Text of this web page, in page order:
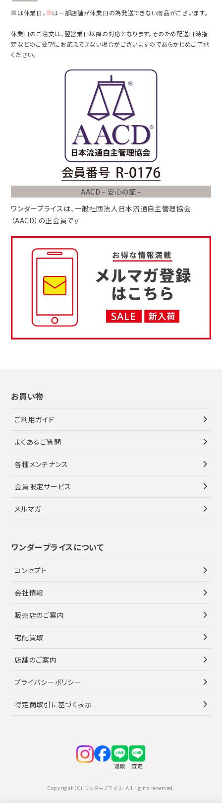
■は休業日、 ■は一部店舗が休業日の為発送できない商品がございます。
休業日のご注文は、翌営業日以降の対応となります。そのため配送日時指
定などのご要望にお応えできない場合がございますのであらかじめご了承
ください。
AACD - 安心の証 -
ワンダープライスは、一般社団法人 日本流通自主管理協会
（AACD） の正会員です
お買い物
ご利用ガイド
よくあるご質問
各種メンテナンス
会員限定サービス
メルマガ
ワンダープライスについて
コンセプト
会社情報
販売店のご案内
宅配買取
店舗のご案内
プライバシーポリシー
特定商取引に基づく表示
Copyright (C) ワンダープライス. All rights reserved.